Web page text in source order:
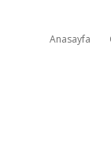
Anasayfa